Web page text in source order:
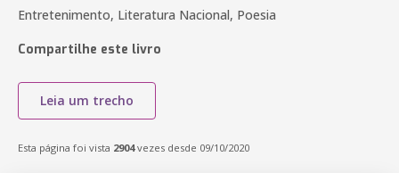
Entretenimento, Literatura Nacional, Poesia
Compartilhe este livro
Leia um trecho
Esta página foi vista 2904vezes desde 09/10/2020